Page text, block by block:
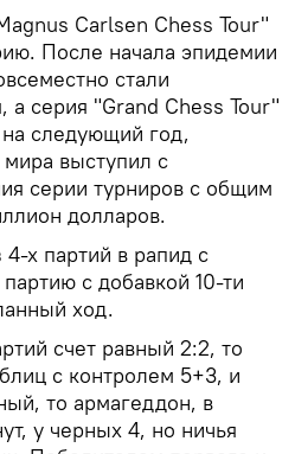
Carlsen Chess Tour"
После начала эпидемии
стали
а серия "Grand Chess Tour"
следующий год,
выступил с
серии турниров с общим
долларов.
х партий в рапид с
с добавкой 10-ти
ход.
счет равный 2:2, то
с контролем 5+3, и
то армагеддон, в
у черных 4, но ничья